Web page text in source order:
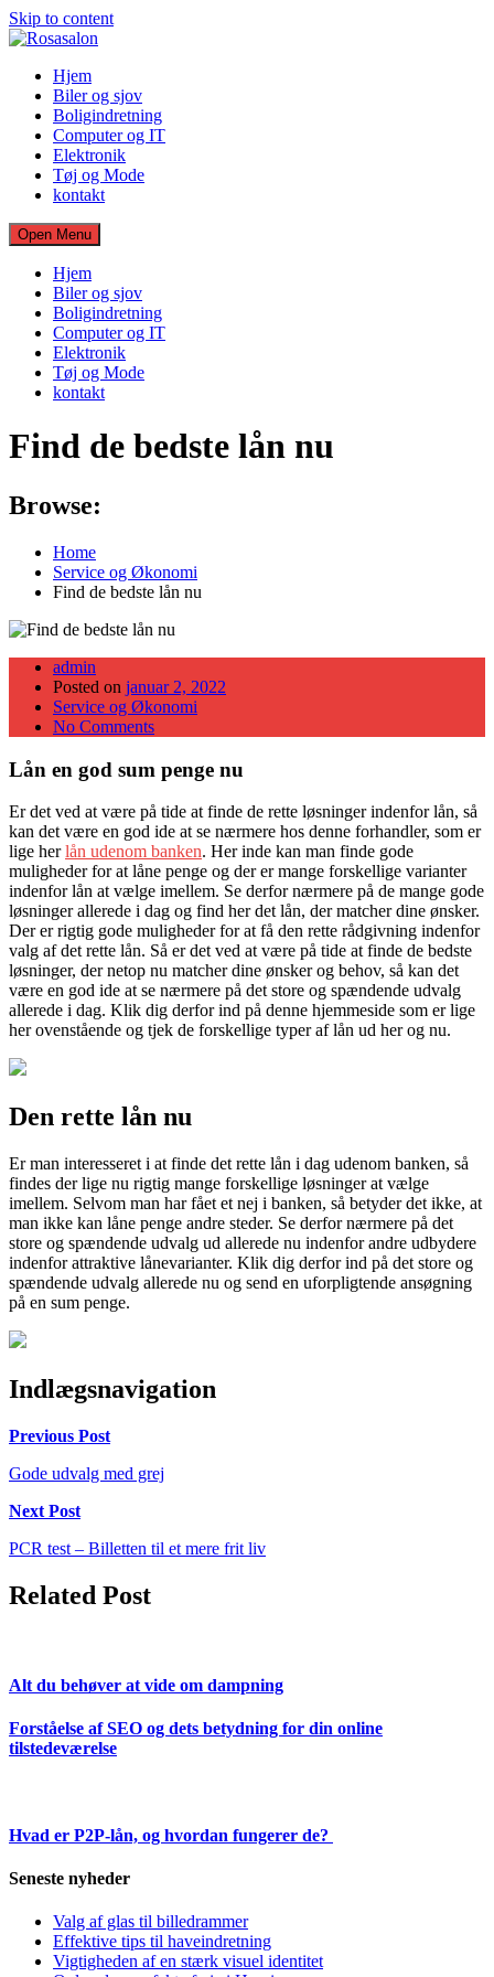
Skip to content
Hjem
Biler og sjov
Boligindretning
Computer og IT
Elektronik
Tøj og Mode
kontakt
Open Menu
Hjem
Biler og sjov
Boligindretning
Computer og IT
Elektronik
Tøj og Mode
kontakt
Find de bedste lån nu
Browse:
Home
Service og Økonomi
Find de bedste lån nu
admin
Posted on januar 2, 2022
Service og Økonomi
No Comments
Lån en god sum penge nu
Er det ved at være på tide at finde de rette løsninger indenfor lån, så
kan det være en god ide at se nærmere hos denne forhandler, som er
lige herlån udenom banken. Her inde kan man finde gode
muligheder for at låne penge og der er mange forskellige varianter
indenfor lån at vælge imellem. Se derfor nærmere på de mange gode
løsninger allerede i dag og find her det lån, der matcher dine ønsker.
Der er rigtig gode muligheder for at få den rette rådgivning indenfor
valg af det rette lån. Så er det ved at være på tide at finde de bedste
løsninger, der netop nu matcher dine ønsker og behov, så kan det
være en god ide at se nærmere på det store og spændende udvalg
allerede i dag. Klik dig derfor ind på denne hjemmeside som er lige
her ovenstående og tjek de forskellige typer af lån ud her og nu.
Den rette lån nu
Er man interesseret i at finde det rette lån i dag udenom banken, så
findes der lige nu rigtig mange forskellige løsninger at vælge
imellem. Selvom man har fået et nej i banken, så betyder det ikke, at
man ikke kan låne penge andre steder. Se derfor nærmere på det
store og spændende udvalg ud allerede nu indenfor andre udbydere
indenfor attraktive lånevarianter. Klik dig derfor ind på det store og
spændende udvalg allerede nu og send en uforpligtende ansøgning
på en sum penge.
Indlægsnavigation
Previous Post
Gode udvalg med grej
Next Post
PCR test – Billetten til et mere frit liv
Related Post
Alt du behøver at vide om dampning
Forståelse af SEO og dets betydning for din online
tilstedeværelse
Hvad er P2P-lån, og hvordan fungerer de?
Seneste nyheder
Valg af glas til billedrammer
Effektive tips til haveindretning
Vigtigheden af en stærk visuel identitet